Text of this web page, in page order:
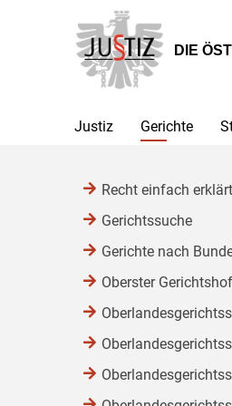
Hauptnavigation
[1]
Inhalt
[2]
Untermenü
[3]
DIE
Justiz Gerichte
Recht einfach erklärt
Gerichtssuche
Gerichte nach
Oberster Gerichtshof